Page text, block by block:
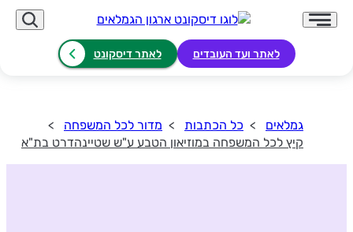
לאתר ועד העובדים לאתר דיסקונט
גמלאים כל הכתבות
מדור לכל המשפחה
קיץ לכל המשפחה במוזיאון הטבע ע"ש שטיינהדרט בת"א